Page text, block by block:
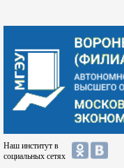
Наш институт в
социальных сетях